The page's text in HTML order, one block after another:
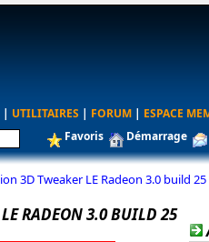
| UTILITAIRES | FORUM | ESPACE
Favoris Démarrage
3D Tweaker LE Radeon 3.0 build 25
RADEON 3.0 BUILD 25